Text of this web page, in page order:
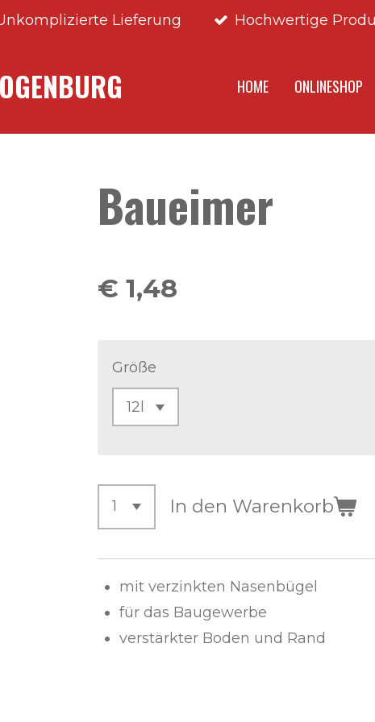
Lieferung Hochwertige
HOME ONLINESHOP
Baueimer
€ 1,48
Größe
In den Warenkorb
mit verzinkten Nasenbügel
für das Baugewerbe
verstärkter Boden und Rand